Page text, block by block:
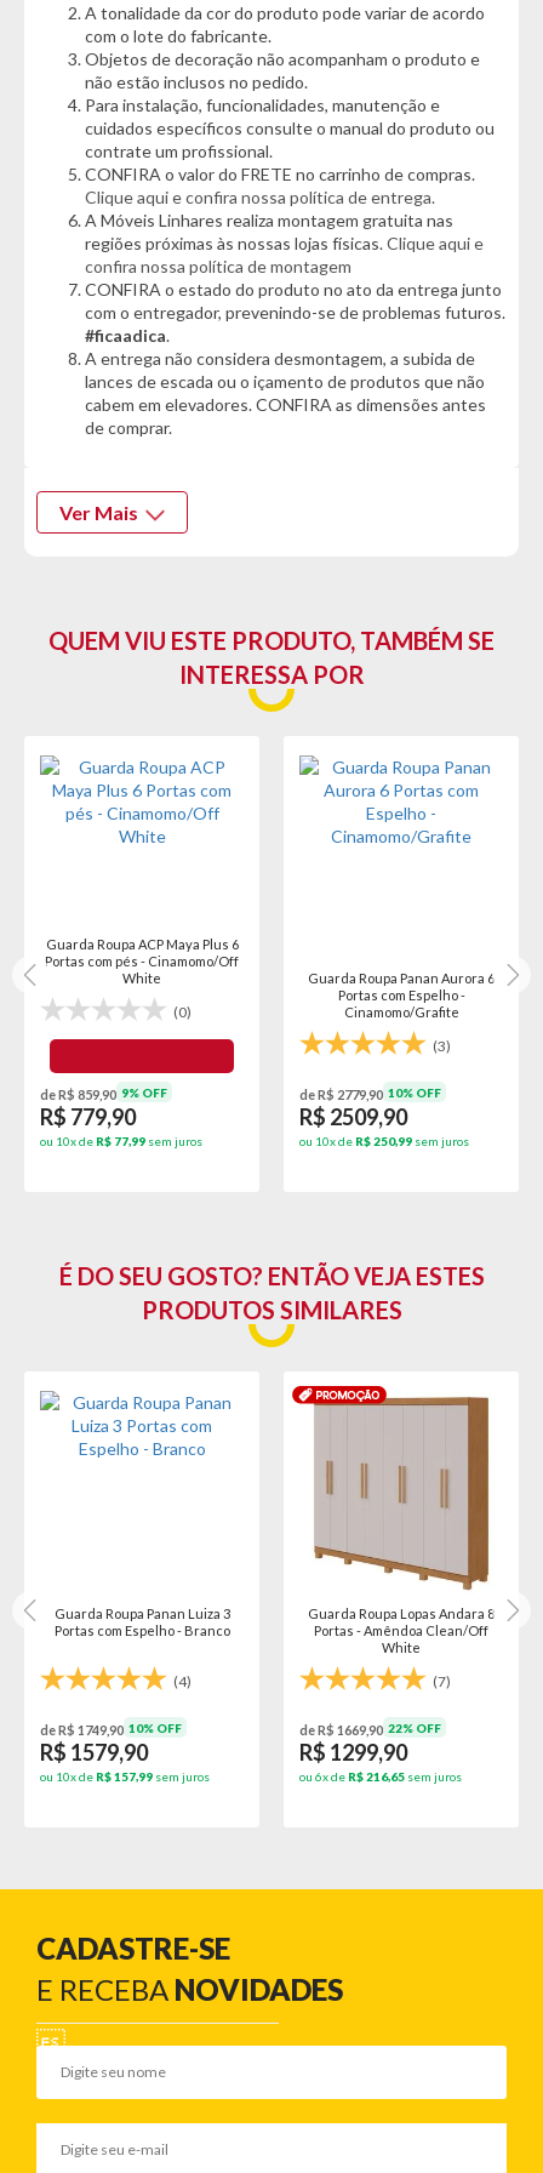
Combinando design contemporâneo, resistência e excelente
capacidade de armazenamento, o Guarda Roupa Panan Luiza é
a solução perfeita para quem deseja um quarto mais
organizado, bonito e funcional!
Informações Técnicas:
- Marca: Panan
- Modelo: Luiza
- Material: 100% MDF
- Jequitibá
Características:
- 03 portas de correr
- 07 gavetas com corrediças telescópicas
- Cabideiros em alumínio com suporte metálico
- Puxadores em ABS
Dimensões:
Garantia do Fornecedor: 3 meses (Se conter vidro ou
espelho danificado/quebrado, o prazo para solicitar a
troca é de até 7 dias corridos após a data da entrega)
A tonalidade da cor do produto pode variar de acordo
com o lote do fabricante.
Objetos de decoração não acompanham o produto e
não estão inclusos no pedido.
Para instalação, funcionalidades, manutenção e
cuidados específicos consulte o manual do produto ou
contrate um profissional.
CONFIRA o valor do FRETE no carrinho de compras.
Clique aqui e confira nossa política de entrega.
A Móveis Linhares realiza montagem gratuita nas
regiões próximas às nossas lojas físicas.Clique aqui e
confira nossa política de montagem
CONFIRA o estado do produto no ato da entrega junto
com o entregador, prevenindo-se de problemas futuros.
#ficaadica.
A entrega não considera desmontagem, a subida de
lances de escada ou o içamento de produtos que não
cabem em elevadores. CONFIRA as dimensões antes
de comprar.
Ver Mais
QUEM VIU ESTE PRODUTO, TAMBÉM SE
INTERESSA POR
Guarda Roupa ACP Maya Plus 6
Portas com pés - Cinamomo/Off
White
(0)
de R$ 859,90 9% OFF
R$ 779,90
ou 10x de R$ 77,99 sem juros
Guarda Roupa Panan Aurora 6
Portas com Espelho -
Cinamomo/Grafite
(3)
de R$ 2779,90 10% OFF
R$ 2509,90
ou 10x de R$ 250,99 sem juros
É DO SEU GOSTO? ENTÃO VEJA ESTES
PRODUTOS SIMILARES
Guarda Roupa Panan Luiza 3
Portas com Espelho - Branco
(4)
de R$ 1749,90 10% OFF
R$ 1579,90
ou 10x de R$ 157,99 sem juros
Guarda Roupa Lopas Andara 8
Portas - Amêndoa Clean/Off
White
(7)
de R$ 1669,90 22% OFF
R$ 1299,90
ou 6x de R$ 216,65 sem juros
CADASTRE-SE
E RECEBA NOVIDADES